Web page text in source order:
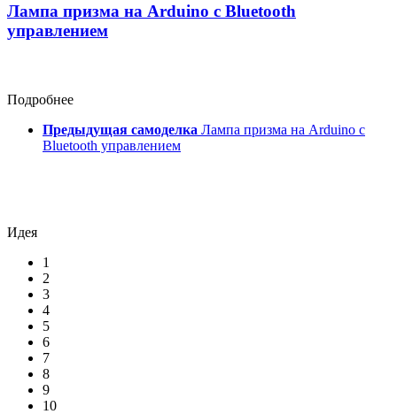
Лампа призма на Arduino c Bluetooth
управлением
Подробнее
Предыдущая самоделка Лампа призма на Arduino c
Bluetooth управлением
Идея
1
2
3
4
5
6
7
8
9
10